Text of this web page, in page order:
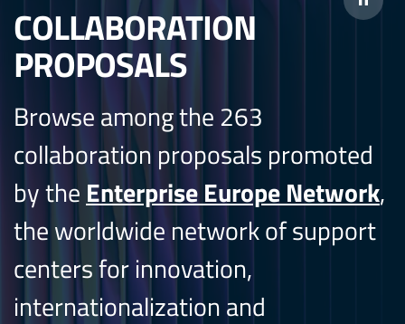
COLLABORATION
PROPOSALS
Browse among the 263
collaboration proposals promoted
by the Enterprise Europe Network,
the worldwide network of support
centers for innovation,
internationalization and